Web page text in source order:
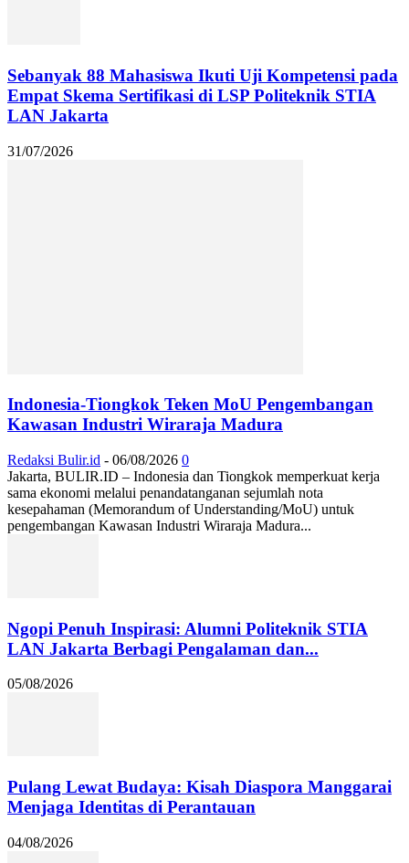
Sebanyak 88 Mahasiswa Ikuti Uji Kompetensi pada
Empat Skema Sertifikasi di LSP Politeknik STIA
LAN Jakarta
31/07/2026
Indonesia-Tiongkok Teken MoU Pengembangan
Kawasan Industri Wiraraja Madura
Redaksi Bulir.id - 06/08/2026 0
Jakarta, BULIR.ID – Indonesia dan Tiongkok memperkuat kerja
sama ekonomi melalui penandatanganan sejumlah nota
kesepahaman (Memorandum of Understanding/MoU) untuk
pengembangan Kawasan Industri Wiraraja Madura...
Ngopi Penuh Inspirasi: Alumni Politeknik STIA
LAN Jakarta Berbagi Pengalaman dan...
05/08/2026
Pulang Lewat Budaya: Kisah Diaspora Manggarai
Menjaga Identitas di Perantauan
04/08/2026